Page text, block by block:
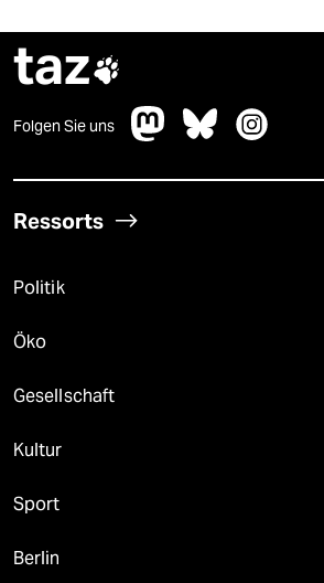
taz
Folgen Sie uns
Ressorts
Politik
Öko
Gesellschaft
Kultur
Sport
Berlin